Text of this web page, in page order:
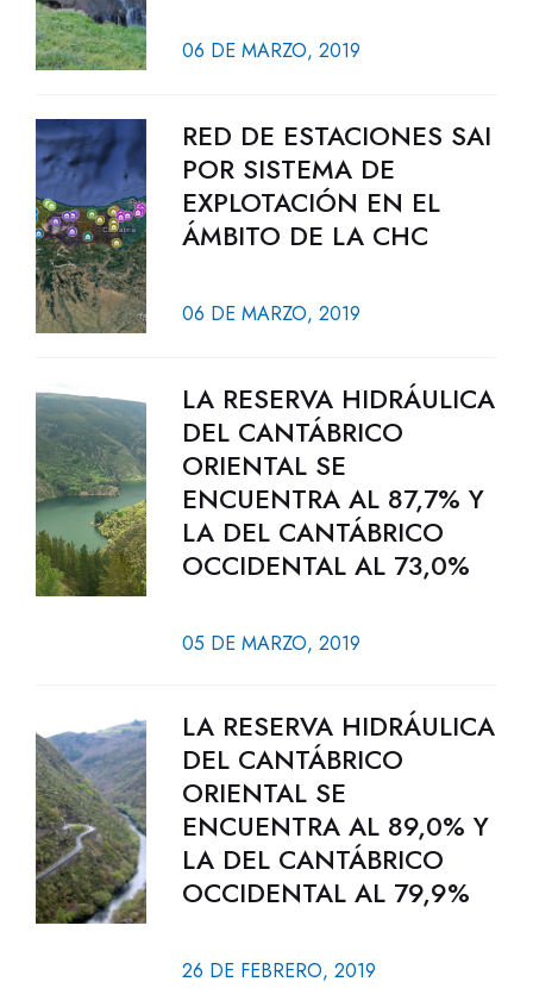
06 DE MARZO, 2019
RED DE ESTACIONES SAI
POR SISTEMA DE
EXPLOTACIÓN EN EL
ÁMBITO DE LA CHC
06 DE MARZO, 2019
LA RESERVA HIDRÁULICA
DEL CANTÁBRICO
ORIENTAL SE
ENCUENTRA AL 87,7% Y
LA DEL CANTÁBRICO
OCCIDENTAL AL 73,0%
05 DE MARZO, 2019
LA RESERVA HIDRÁULICA
DEL CANTÁBRICO
ORIENTAL SE
ENCUENTRA AL 89,0% Y
LA DEL CANTÁBRICO
OCCIDENTAL AL 79,9%
26 DE FEBRERO, 2019